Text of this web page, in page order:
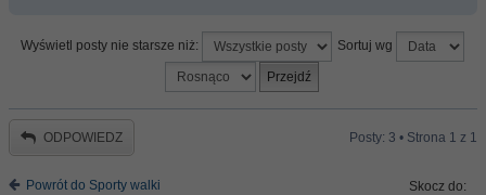
Wyświetl posty nie starsze niż: Sortuj wg
ODPOWIEDZ Posty: 3 • Strona 1 z 1
Powrót do Sporty walki Skocz do: